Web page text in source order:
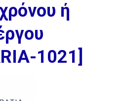
ή
1021]